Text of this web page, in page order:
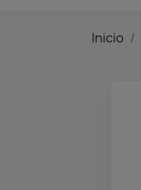
Inicio